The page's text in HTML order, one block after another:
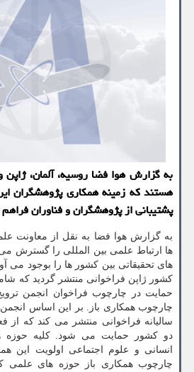
به گزارش هوا فضا روسیه، آلمان،
هستند که زمینه همکاری پژوهشگران
پشتیبانی از پژوهشگران و فناوران
به گزارش هوا فضا به نقل از معاونت
ها ارتباط علمی بین المللی را گسترش می
های تحقیقاتی بین کشور ها را بوجود می
کشور ژاپن فراخوانی منتشر گردید که
حمایت در چارچوب فراخوان انجمن
سالیانه فراخوانی منتشر می کند که از
دو کشور حمایت می شود. کلیه حوزه
انسانی و علوم اجتماعی اولویت این
چارچوب همکاری باز حوزه های علمی